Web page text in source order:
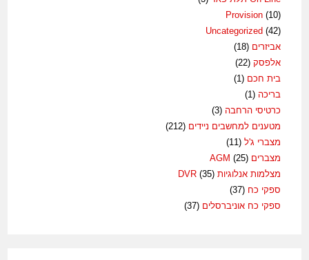
Provision (10)
Uncategorized (42)
אביזרים (18)
אלפסק (22)
בית חכם (1)
בריכה (1)
כרטיסי הרחבה (3)
מטענים למחשבים ניידים (212)
מצברי ג'ל (11)
מצברים AGM(25)
מצלמות אנלוגיות DVR(35)
ספקי כח (37)
ספקי כח אוניברסלים (37)